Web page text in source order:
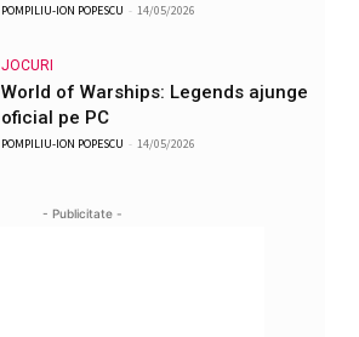
POMPILIU-ION POPESCU - 14/05/2026
JOCURI
World of Warships: Legends ajunge
oficial pe PC
POMPILIU-ION POPESCU - 14/05/2026
- Publicitate -